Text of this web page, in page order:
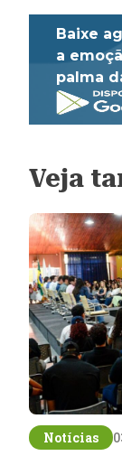
Baixe
a
palma
Veja
Notícias